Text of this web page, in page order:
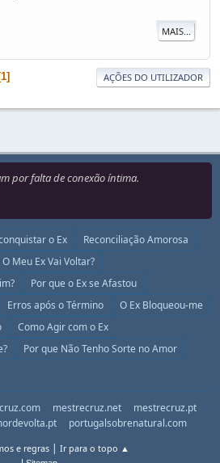
MAIS...
1 AÇÕES DO UTILIZADOR
por falta de conexão íntima.
o Ex
Reconciliação Amorosa
O Meu Ex Vai Voltar?
Por que o Ex se Afastou
Erros após o Término
O Ex Bloqueou-me
Como Agir com o Ex
Por que Não Tenho Sorte no Amor
mestrecruz.net
mestrecruz.pt
portugalsobrenatural.com
e regras| Ir para o topo ▲